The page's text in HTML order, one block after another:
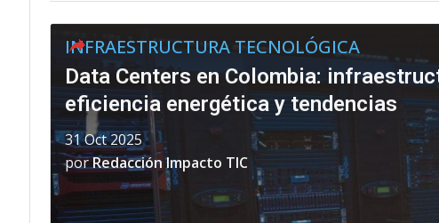
INFRAESTRUCTURA TECNOLÓGICA
Data Centers en Colombia:
eficiencia energética y tendencias
31 Oct 2025
porRedacción Impacto TIC